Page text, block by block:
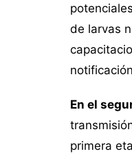
de larvas
En el
primera